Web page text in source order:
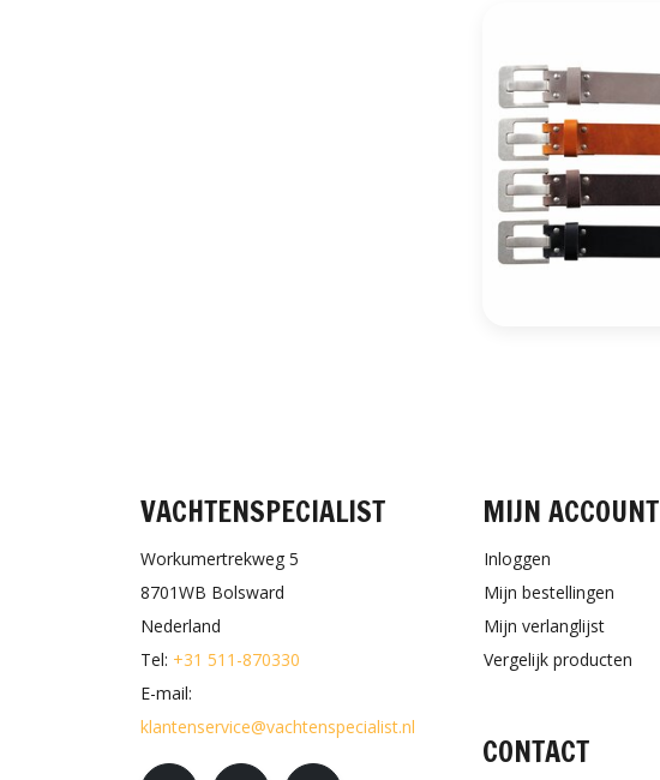
VACHTENSPECIALIST
Workumertrekweg 5
8701WB Bolsward
Nederland
Tel: +31 511-870330
E-mail:
klantenservice@vachtenspecialist.nl
MIJN ACCOUNT
Inloggen
Mijn bestellingen
Mijn verlanglijst
Vergelijk producten
CONTACT